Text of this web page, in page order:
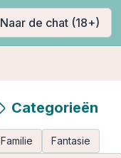
Naar de chat (18+)
Categorieën
Familie
Fantasie